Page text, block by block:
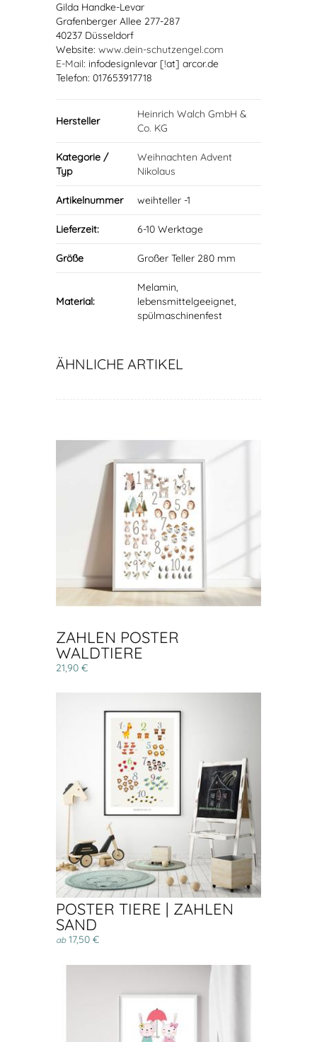
Gilda Handke-Levar
Grafenberger Allee 277-287
40237 Düsseldorf
Website: www.dein-schutzengel.com
E-Mail: infodesignlevar [!at] arcor.de
Telefon: 017653917718
Hersteller
Heinrich Walch GmbH &
Co. KG
Kategorie /
Typ
Weihnachten Advent
Nikolaus
Artikelnummer weihteller -1
Lieferzeit: 6-10 Werktage
Größe Großer Teller 280 mm
Material:
Melamin,
lebensmittelgeeignet,
spülmaschinenfest
ÄHNLICHE ARTIKEL
ZAHLEN POSTER
WALDTIERE
21,90 €
POSTER TIERE | ZAHLEN
SAND
ab17,50 €